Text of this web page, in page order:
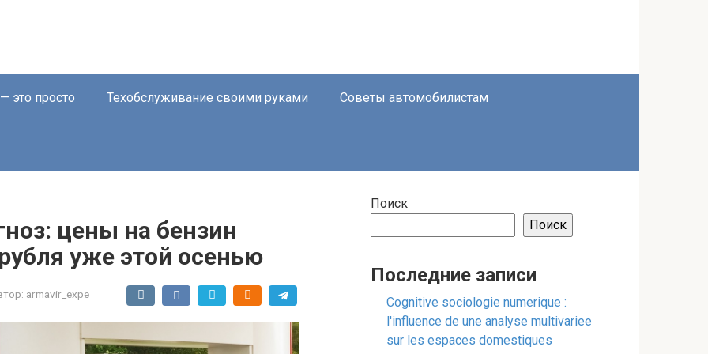
это просто Техобслуживание своими руками Советы автомобилистам
цены на бензин
уже этой осенью
armavir_expe
Поиск
Поиск
Последние записи
Cognitive sociologie numerique :
l'influence de une analyse multivariee
sur les espaces domestiques